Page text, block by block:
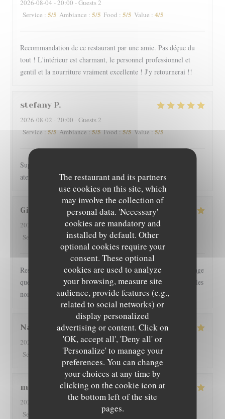
The restaurant and its partners
use cookies on this site, which
may involve the collection of
personal data. 'Necessary'
cookies are mandatory and
installed by default. Other
optional cookies require your
consent. These optional
cookies are used to analyze
your browsing, measure site
audience, provide features (e.g.,
related to social networks) or
display personalized
advertising or content. Click on
'OK, accept all', 'Deny all' or
'Personalize' to manage your
preferences. You can change
your choices at any time by
clicking on the cookie icon at
the bottom left of the site
pages.
2026-08-04 - 20:00 - Guests 2
Service : 5/5 Ambiance : 5/5 Food : 5/5 Value : 4/5
Recommandation de ce restaurant par une amie. Pas déçue du
tout ! L'intérieur est charmant, le personnel professionnel et
gentil et la nourriture vraiment excellente ! J'y retournerai !!
stefany P
2026-08-02 - 20:00 - Guests 2
Service:5/5 Ambiance:5/5 Food:5/5 Value:5/5
Super recomendado, la terraza bien ubicada, el personal muy
atento y la comida excelente. ☺️
Gilles
2026-08-01
- 19:30 - Guests 2
Service
Ambiance: 3/5 Food:5/5 Value:4/5
Restaurant l épicurien est pour nous une valeur sûre... Dommage
que les clients soient autorisés à fumer en terrasse, perturbant les
non fumeurs Pas de mauvaise surprise
Nathan D
2026-08-01
- 19:30 - Guests 2
Service
Ambiance:4/5 Food :5/5 Value:4/5
martine R
2026-08-01
- 20:00 - Guests 2
Service
Food:5
L'EPICURIEN